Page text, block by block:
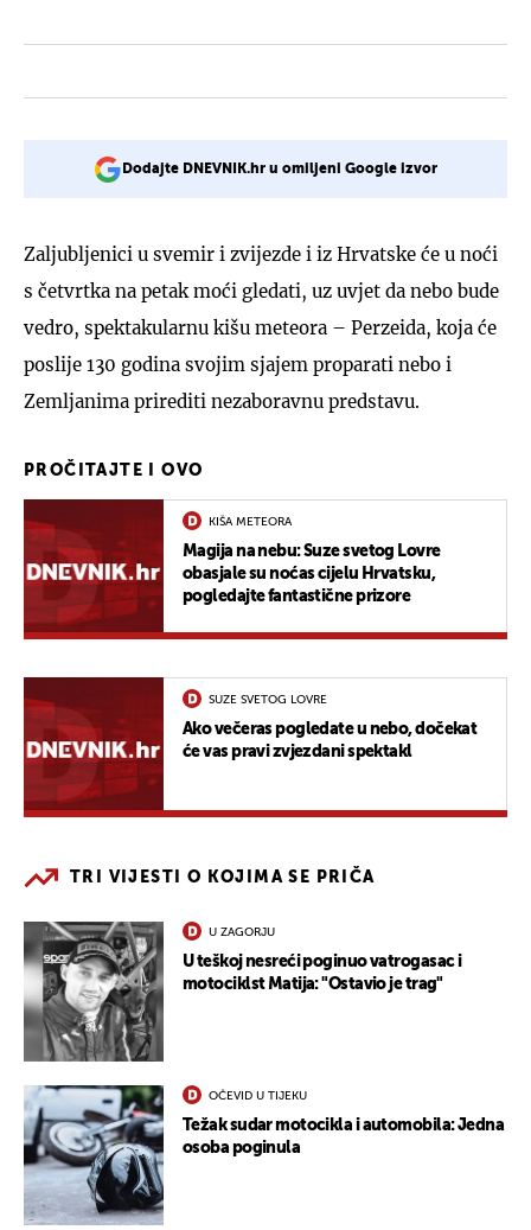
Dodajte DNEVNIK.hr u omiljeni Google izvor
Zaljubljenici u svemir i zvijezde i iz Hrvatske će u noći
s četvrtka na petak moći gledati, uz uvjet da nebo bude
vedro, spektakularnu kišu meteora – Perzeida, koja će
poslije 130 godina svojim sjajem proparati nebo i
Zemljanima prirediti nezaboravnu predstavu.
PROČITAJTE I OVO
KIŠA METEORA
Magija na nebu: Suze svetog Lovre
obasjale su noćas cijelu Hrvatsku,
pogledajte fantastične prizore
SUZE SVETOG LOVRE
Ako večeras pogledate u nebo, dočekat
će vas pravi zvjezdani spektakl
TRI VIJESTI O KOJIMA SE PRIČA
U ZAGORJU
U teškoj nesreći poginuo vatrogasac i
motociklst Matija: "Ostavio je trag"
OČEVID U TIJEKU
Težak sudar motocikla i automobila: Jedna
osoba poginula